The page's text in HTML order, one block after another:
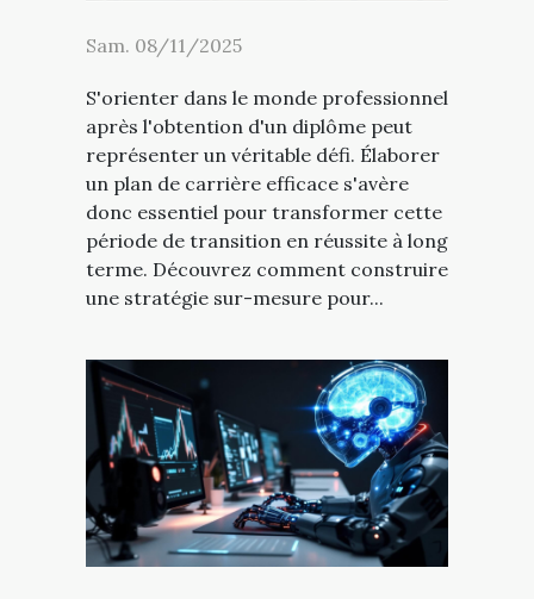
Sam. 08/11/2025
S'orienter dans le monde professionnel
après l'obtention d'un diplôme peut
représenter un véritable défi. Élaborer
un plan de carrière efficace s'avère
donc essentiel pour transformer cette
période de transition en réussite à long
terme. Découvrez comment construire
une stratégie sur-mesure pour...